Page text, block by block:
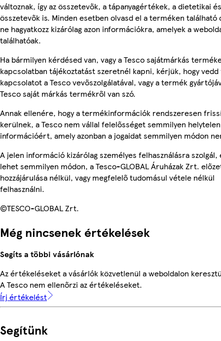
változnak, így az összetevők, a tápanyagértékek, a dietetikai
összetevők is. Minden esetben olvasd el a terméken található
ne hagyatkozz kizárólag azon információkra, amelyek a
találhatóak.
Ha bármilyen kérdésed van, vagy a Tesco sajátmárkás
kapcsolatban tájékoztatást szeretnél kapni, kérjük, hogy vedd
kapcsolatot a Tesco vevőszolgálatával, vagy a termék
Tesco saját márkás termékről van szó.
Annak ellenére, hogy a termékinformációk rendszeresen
kerülnek, a Tesco nem vállal felelősséget semmilyen helytelen
információért, amely azonban a jogaidat semmilyen módon
A jelen információ kizárólag személyes felhasználásra szolgál,
lehet semmilyen módon, a Tesco-GLOBAL Áruházak Zrt.
hozzájárulása nélkül, vagy megfelelő tudomásul vétele nélkül
felhasználni.
©TESCO-GLOBAL Zrt.
Még nincsenek értékelések
Segíts a többi vásárlónak
Az értékeléseket a vásárlók közvetlenül a weboldalon
A Tesco nem ellenőrzi az értékeléseket.
Írj értékelést
Segítünk